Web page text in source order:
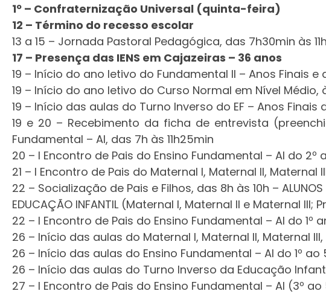
1º – Confraternização Universal (quinta-feira)
12 – Término do recesso escolar
13 a 15 – Jornada Pastoral Pedagógica, das 7h30min às
17 – Presença das IENS em Cajazeiras – 36 anos
19 – Início do ano letivo do Fundamental II – Anos Finais e
19 – Início do ano letivo do Curso Normal em Nível Médio,
19 – Início das aulas do Turno Inverso do EF – Anos Finais
19 e 20 – Recebimento da ficha de entrevista
Fundamental – AI, das 7h às 11h25min
20 – I Encontro de Pais do Ensino Fundamental – AI do 2º
21 – I Encontro de Pais do Maternal I, Maternal II, Maternal
22 – Socialização de Pais e Filhos, das 8h às 10h – ALUNOS
EDUCAÇÃO INFANTIL (Maternal I, Maternal II e Maternal III;
22 – I Encontro de Pais do Ensino Fundamental – AI do 1º
26 – Início das aulas do Maternal I, Maternal II, Maternal III,
26 – Início das aulas do Ensino Fundamental – AI do 1º ao
26 – Início das aulas do Turno Inverso da Educação
27 – I Encontro de Pais do Ensino Fundamental – AI (3º ao